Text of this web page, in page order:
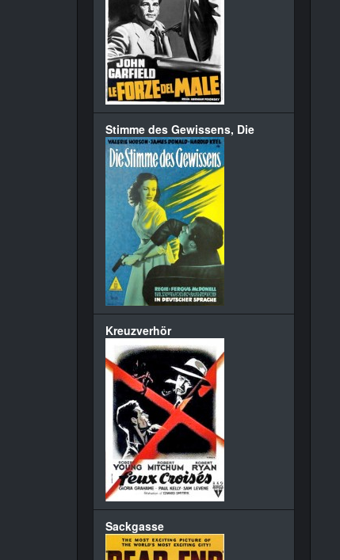
Stimme des Gewissens, Die
Kreuzverhör
Sackgasse